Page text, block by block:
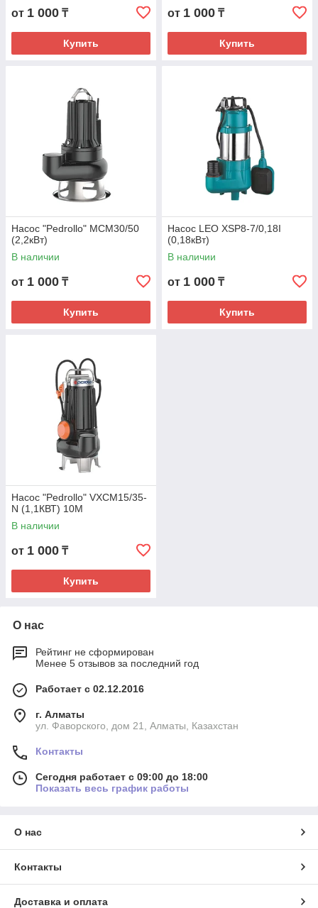
от 1 000 ₸
Купить
от 1 000 ₸
Купить
Насос "Pedrollo" MCM30/50
(2,2кВт)
В наличии
от 1 000 ₸
Купить
Насос LEO XSP8-7/0,18I
(0,18кВт)
В наличии
от 1 000 ₸
Купить
Насос "Pedrollo" VXCM15/35-
N (1,1КВТ) 10М
В наличии
от 1 000 ₸
Купить
О нас
Рейтинг не сформирован
Менее 5 отзывов за последний год
Работает с 02.12.2016
г. Алматы
ул. Фаворского, дом 21, Алматы, Казахстан
Контакты
Сегодня работает с 09:00 до 18:00
Показать весь график работы
О нас
Контакты
Доставка и оплата